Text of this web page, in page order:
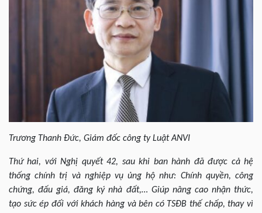
Trương Thanh Đức, Giám đốc công ty Luật ANVI
Thứ hai, với Nghị quyết 42, sau khi ban hành đã được cả hệ
thống chính trị và nghiệp vụ ủng hộ như: Chính quyền, công
chứng, đấu giá, đăng ký nhà đất,… Giúp nâng cao nhận thức,
tạo sức ép đối với khách hàng và bên có TSĐB thế chấp, thay vì